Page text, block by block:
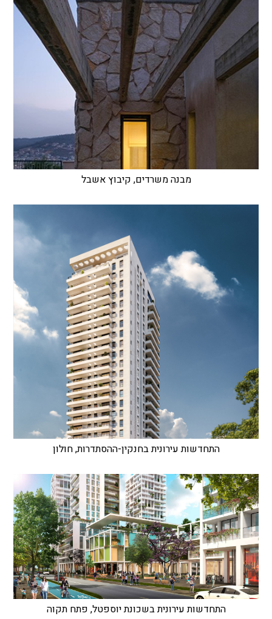
מבנה משרדים, קיבוץ אשבל
התחדשות עירונית בחנקין-ההסתדרות, חולון
התחדשות עירונית בשכונת יוספטל, פתח תקוה